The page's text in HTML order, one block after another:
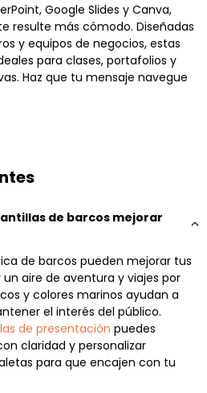
Google Slides y Canva,
resulte más cómodo. Diseñadas
y equipos de negocios, estas
para clases, portafolios y
Haz que tu mensaje navegue
de barcos mejorar
de barcos pueden mejorar tus
aire de aventura y viajes por
y colores marinos ayudan a
el interés del público.
de presentación puedes
claridad y personalizar
para que encajen con tu